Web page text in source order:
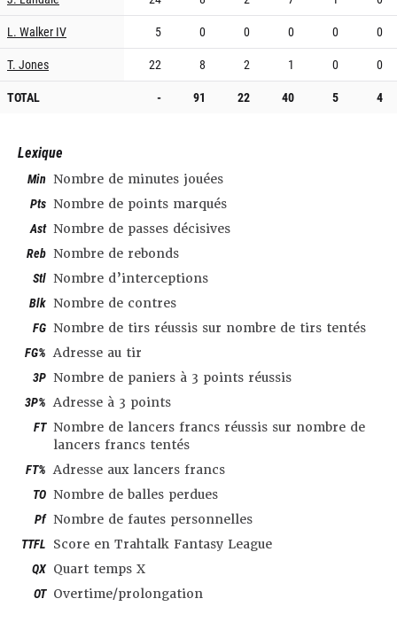
L. Walker IV
5 0 0 0 0
0
T. Jones
22 8 2 1 0
0
TOTAL
- 91 22 40 5 4
Lexique
Min Nombre de minutes jouées
Pts Nombre de points marqués
Ast Nombre de passes décisives
Reb Nombre de rebonds
Stl Nombre d’interceptions
Blk Nombre de contres
FG Nombre de tirs réussis sur nombre de tirs tentés
FG% Adresse au tir
3P Nombre de paniers à 3 points réussis
3P% Adresse à 3 points
FT Nombre de lancers francs réussis sur nombre de
lancers francs tentés
FT% Adresse aux lancers francs
TO Nombre de balles perdues
Pf Nombre de fautes personnelles
TTFL Score en Trahtalk Fantasy League
QX Quart temps X
OT Overtime/prolongation